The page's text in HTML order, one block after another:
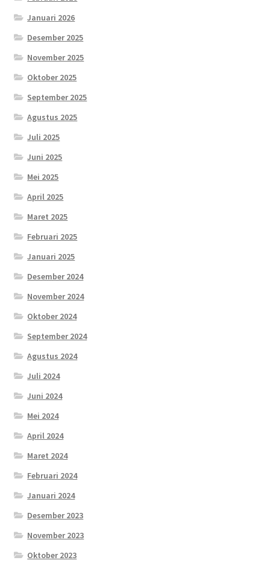
Januari 2026
Desember 2025
November 2025
Oktober 2025
September 2025
Agustus 2025
Juli 2025
Juni 2025
Mei 2025
April 2025
Maret 2025
Februari 2025
Januari 2025
Desember 2024
November 2024
Oktober 2024
September 2024
Agustus 2024
Juli 2024
Juni 2024
Mei 2024
April 2024
Maret 2024
Februari 2024
Januari 2024
Desember 2023
November 2023
Oktober 2023